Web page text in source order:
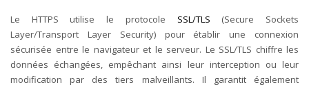
Le HTTPS utilise le protocole SSL/TLS (Secure Sockets
Layer/Transport Layer Security) pour établir une connexion
sécurisée entre le navigateur et le serveur. Le SSL/TLS chiffre les
données échangées, empêchant ainsi leur interception ou leur
modification par des tiers malveillants. Il garantit également